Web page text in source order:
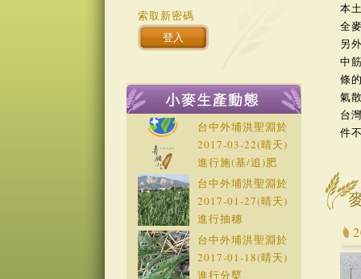
本
全
另
中
條
氣
台
件
索取新密碼
台中外埔洪聖淵於
2017-03-22(晴天)
進行施(基/追)肥
台中外埔洪聖淵於
2017-01-27(晴天)
進行抽穗
台中外埔洪聖淵於
2017-01-18(晴天)
進行分櫱